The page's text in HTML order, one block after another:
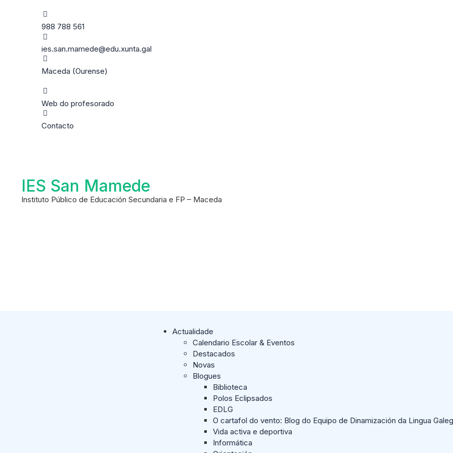
988 788 561
ies.san.mamede@edu.xunta.gal
Maceda (Ourense)
Web do profesorado
Contacto
IES San Mamede
Instituto Público de Educación Secundaria e FP – Maceda
Actualidade
Calendario Escolar & Eventos
Destacados
Novas
Blogues
Biblioteca
Polos Eclipsados
EDLG
O cartafol do vento: Blog do Equipo de Dinamización da Lingua
Vida activa e deportiva
Informática